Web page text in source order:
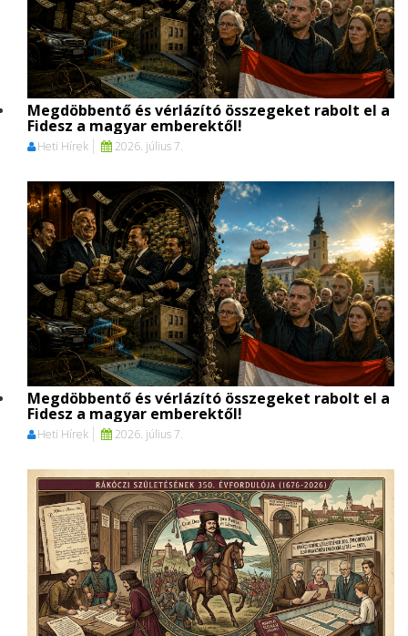
Megdöbbentő és vérlázító összegeket rabolt el a
Fidesz a magyar emberektől!
Heti Hírek 2026. július 7.
Megdöbbentő és vérlázító összegeket rabolt el a
Fidesz a magyar emberektől!
Heti Hírek 2026. július 7.